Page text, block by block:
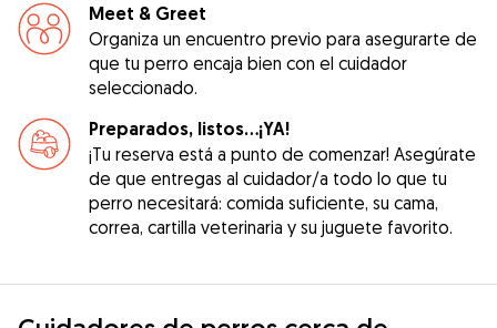
Meet & Greet
Organiza un encuentro previo para asegurarte de
que tu perro encaja bien con el cuidador
seleccionado.
Preparados, listos...¡YA!
¡Tu reserva está a punto de comenzar! Asegúrate
de que entregas al cuidador/a todo lo que tu
perro necesitará: comida suficiente, su cama,
correa, cartilla veterinaria y su juguete favorito.